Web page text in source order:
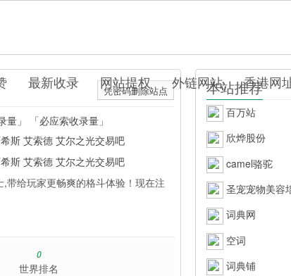
最新收录 网站提权 外链网站 香港网
凭密码删除站点
量」
「必应索收录量」
斯 艾索德 艾尔之光交易吧
斯 艾索德 艾尔之光交易吧
带给玩家更畅爽的格斗体验！现在注
0
世界排名
本站推荐
百万站
欣烨股份
camel骆驼
圣宠宠物美容
词典网
空词
词典铺